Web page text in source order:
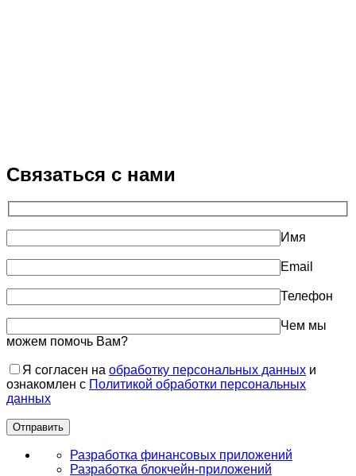
Связаться с нами
Имя
Email
Телефон
Чем мы
можем помочь Вам?
Я согласен на обработку персональных данных и
ознакомлен с Политикой обработки персональных
данных
Разработка финансовых приложений
Разработка блокчейн-приложений